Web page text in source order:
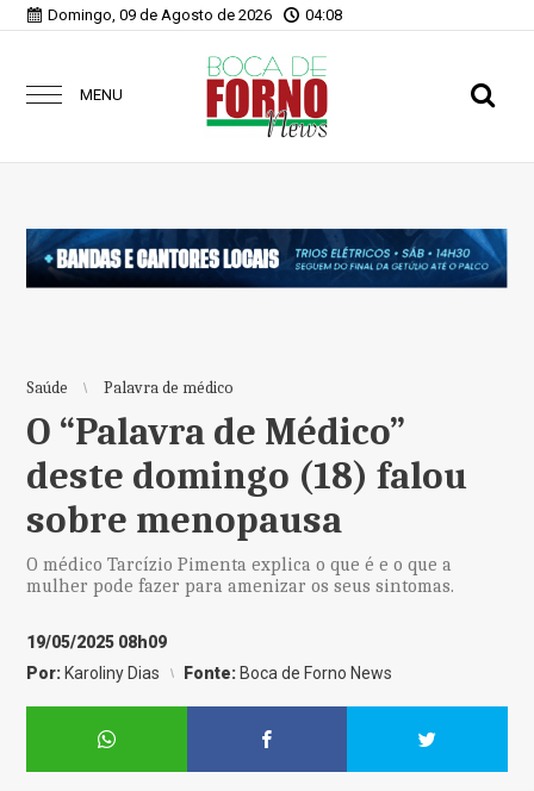
Domingo, 09 de Agosto de 2026 04:08
MENU
Saúde Palavra de médico
O “Palavra de Médico”
deste domingo (18) falou
sobre menopausa
O médico Tarcízio Pimenta explica o que é e o que a
mulher pode fazer para amenizar os seus sintomas.
19/05/2025 08h09
Por: Karoliny Dias Fonte: Boca de Forno News